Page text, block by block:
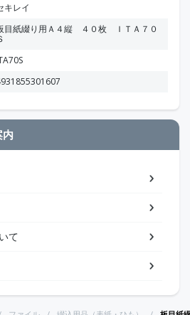
キレイ
目紙綴り用Ａ４縦 ４０枚 ＩＴＡ７０
て